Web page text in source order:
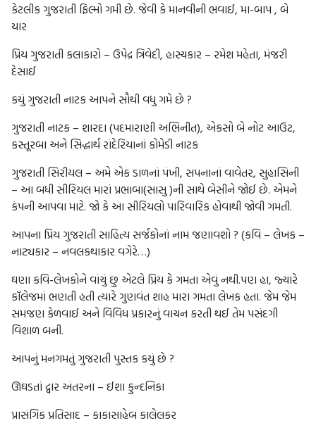
કેટલીક ગુજરાતી ફિલ્મો ગમી છે. જેવી કે માનવીની ભવાઈ, મા-બાપ , બે
યાર
પ્રિય ગુજરાતી કલાકારો – ઉપેદ્ર ત્રિવેદી, હાસ્યકાર – રમેશ મહેતા, મંજરી
દેસાઈ
કયું ગુજરાતી નાટક આપને સૌથી વધુ ગમે છે ?
ગુજરાતી નાટક – શારદા (પદમારાણી અભિનીત), એકસો બે નોટ આઉટ,
કસ્તૂરબા અને સિદ્ધાર્થ રાંદેરિયાનાં કોમેડી નાટક
ગુજરાતી સિરીયલ – અમે એક ડાળનાં પંખી, સપનાનાં વાવેતર, સુહાસિની
– આ બધી સીરિયલ મારાં પ્રભાબા(સાસુ )ની સાથે બેસીને જોઈ છે. એમને
કંપની આપવા માટે. જો કે આ સીરિયલો પારિવારિક હોવાથી જોવી ગમતી.
આપના પ્રિય ગુજરાતી સાહિત્ય સર્જકોનાં નામ જણાવશો ? (કવિ – લેખક –
નાટ્યકાર – નવલકથાકાર વગેરે…)
ઘણા કવિ-લેખકોને વાંચું છુ એટલે પ્રિય કે ગમતા એવું નથી.પણ હા, જ્યારે
કૉલેજમાં ભણતી હતી ત્યારે ગુણવંત શાહ મારા ગમતા લેખક હતા. જેમ જેમ
સમજણ કેળવાઈ અને વિવિધ પ્રકારનું વાચન કરતી થઈ તેમ પસંદગી
વિશાળ બની.
આપનું મનગમતું ગુજરાતી પુસ્તક કયું છે ?
ઊઘડતાં દ્વાર અંતરનાં – ઈશા કુન્દનિકા
પ્રાસંગિક પ્રતિસાદ – કાકાસાહેબ કાલેલકર